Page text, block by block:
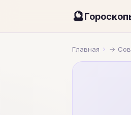
🔮
Главная